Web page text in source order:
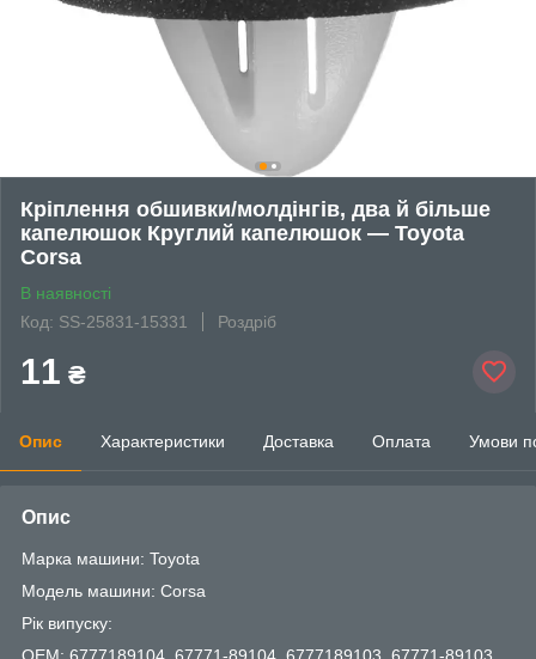
Кріплення обшивки/молдінгів, два й більше
капелюшок Круглий капелюшок — Toyota
Corsa
В наявності
Код: SS-25831-15331
Роздріб
11 ₴
Опис Характеристики Доставка Оплата Умови
Опис
Марка машини: Toyota
Модель машини: Corsa
Рік випуску:
OEM: 6777189104, 67771-89104, 6777189103, 67771-89103,